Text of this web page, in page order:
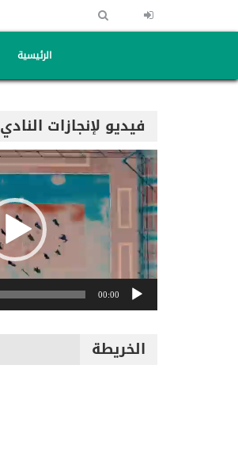
الرئيسية
فيديو لإنجازات النادي
مشغل
الفيديو
00:00
الخريطة